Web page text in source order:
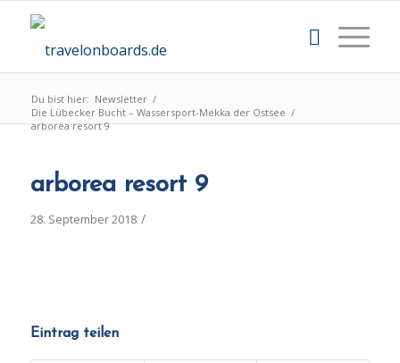
Du bist hier: Newsletter /
Die Lübecker Bucht – Wassersport-Mekka der Ostsee /
arborea resort 9
arborea resort 9
28. September 2018 /
Eintrag teilen